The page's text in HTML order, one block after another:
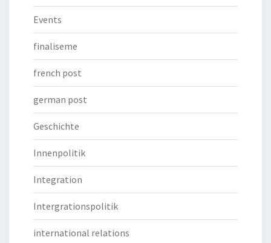
Events
finaliseme
french post
german post
Geschichte
Innenpolitik
Integration
Intergrationspolitik
international relations